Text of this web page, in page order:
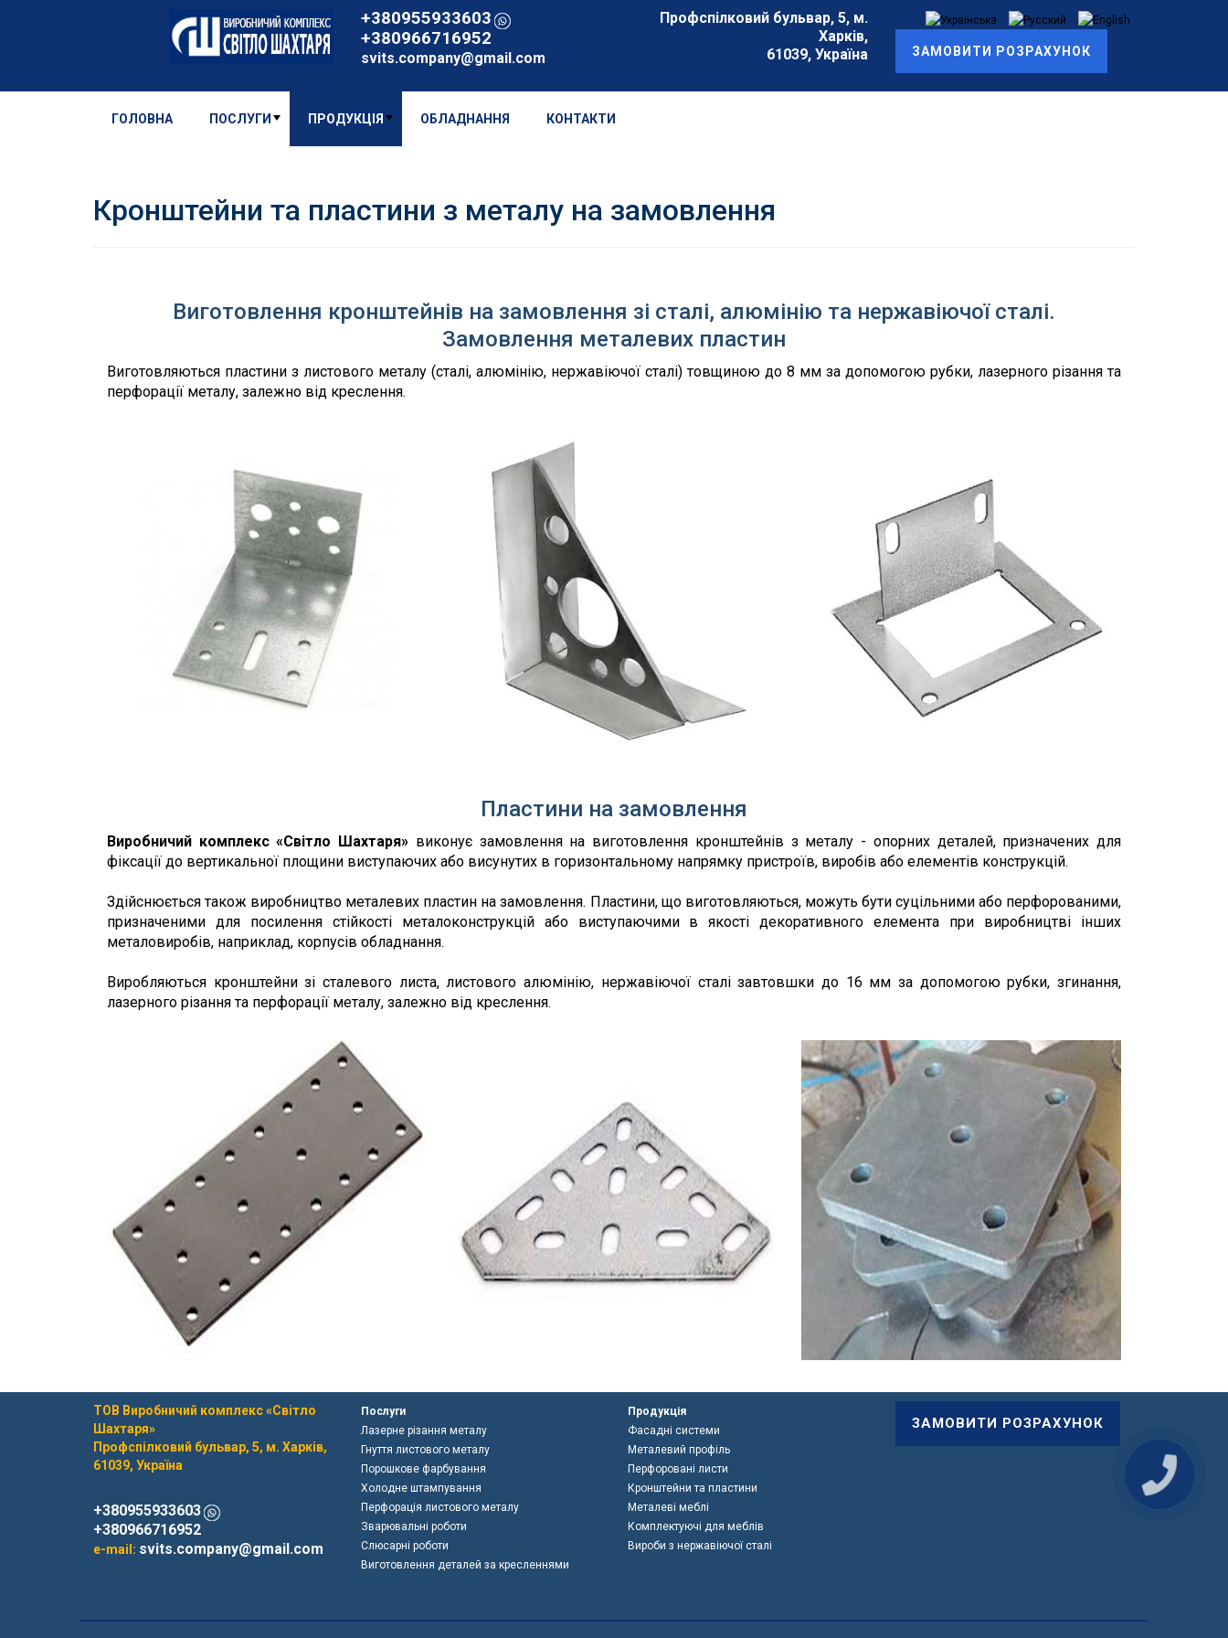
+380955933603
+380966716952
svits.company@gmail.com
Профспілковий бульвар, 5, м.
Харків,
61039, Україна
ЗАМОВИТИ РОЗРАХУНОК
ГОЛОВНА ПОСЛУГИ ПРОДУКЦІЯ ОБЛАДНАННЯ КОНТАКТИ
Кронштейни та пластини з металу на замовлення
Виготовлення кронштейнів на замовлення зі сталі, алюмінію та нержавіючої сталі.
Замовлення металевих пластин
Виготовляються пластини з листового металу (сталі, алюмінію, нержавіючої сталі) товщиною до 8 мм за допомогою рубки, лазерного різання та
перфорації металу, залежно від креслення.
Пластини на замовлення
Виробничий комплекс «Світло Шахтаря» виконує замовлення на виготовлення кронштейнів з металу - опорних деталей, призначених для
фіксації до вертикальної площини виступаючих або висунутих в горизонтальному напрямку пристроїв, виробів або елементів конструкцій.
Здійснюється також виробництво металевих пластин на замовлення. Пластини, що виготовляються, можуть бути суцільними або перфорованими,
призначеними для посилення стійкості металоконструкцій або виступаючими в якості декоративного елемента при виробництві інших
металовиробів, наприклад, корпусів обладнання.
Виробляються кронштейни зі сталевого листа, листового алюмінію, нержавіючої сталі завтовшки до 16 мм за допомогою рубки, згинання,
лазерного різання та перфорації металу, залежно від креслення.
ТОВ Виробничий комплекс «Світло
Шахтаря»
Профспілковий бульвар, 5, м. Харків,
61039, Україна
+380955933603
+380966716952
e-mail: svits.company@gmail.com
Послуги
Лазерне різання металу
Гнуття листового металу
Порошкове фарбування
Холодне штампування
Перфорація листового металу
Зварювальні роботи
Слюсарні роботи
Виготовлення деталей за кресленнями
Продукція
Фасадні системи
Металевий профіль
Перфоровані листи
Кронштейни та пластини
Металеві меблі
Комплектуючі для меблів
Вироби з нержавіючої сталі
ЗАМОВИТИ РОЗРАХУНОК